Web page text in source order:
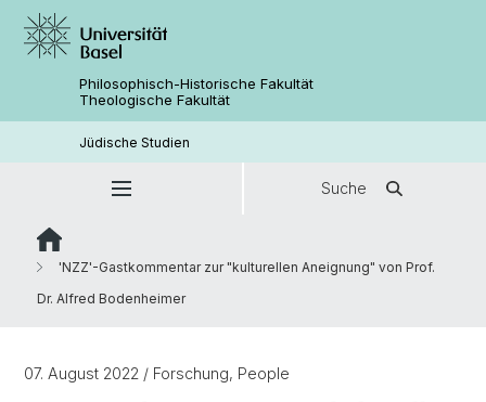
Philosophisch-Historische Fakultät
Theologische Fakultät
Jüdische Studien
Suche
'NZZ'-Gastkommentar zur "kulturellen Aneignung" von Prof.
Dr. Alfred Bodenheimer
07. August 2022 / Forschung, People